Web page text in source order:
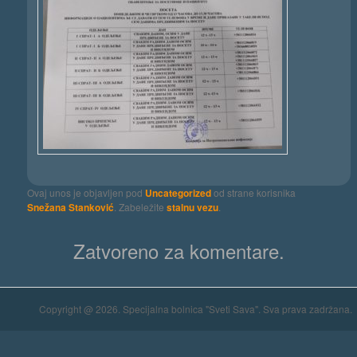
Ovaj unos je objavljen pod Uncategorizedod strane korisnika
Snežana Stanković . Zabeležitestalnu vezu
Zatvoreno za komentare.
Copyright @ 2026. Specijalna bolnica "Sveti Sava". Sva prava zadržana.